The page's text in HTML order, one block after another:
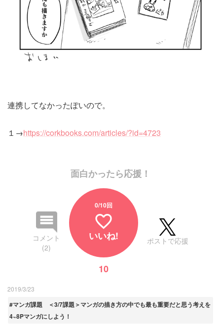
連携してなかったぽいので。
１→https://corkbooks.com/articles/?id=4723
面白かったら応援！
コメント
(2)
0/10回
favorite_border
いいね!
10
ポストで応援
2019/3/23
#マンガ課題 ＜3/7課題＞マンガの描き方の中でも最も重要だと思う考えを
4~8Pマンガにしよう！